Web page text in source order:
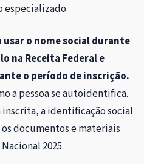
usar o nome social durante
na Receita Federal e
o período de inscrição.
a pessoa se autoidentifica.
inscrita, a identificação social
documentos e materiais
2025.